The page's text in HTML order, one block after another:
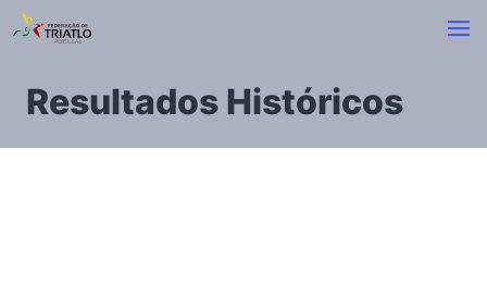
Resultados Históricos